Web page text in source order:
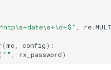
re.
(mo config):
"" rx_password)